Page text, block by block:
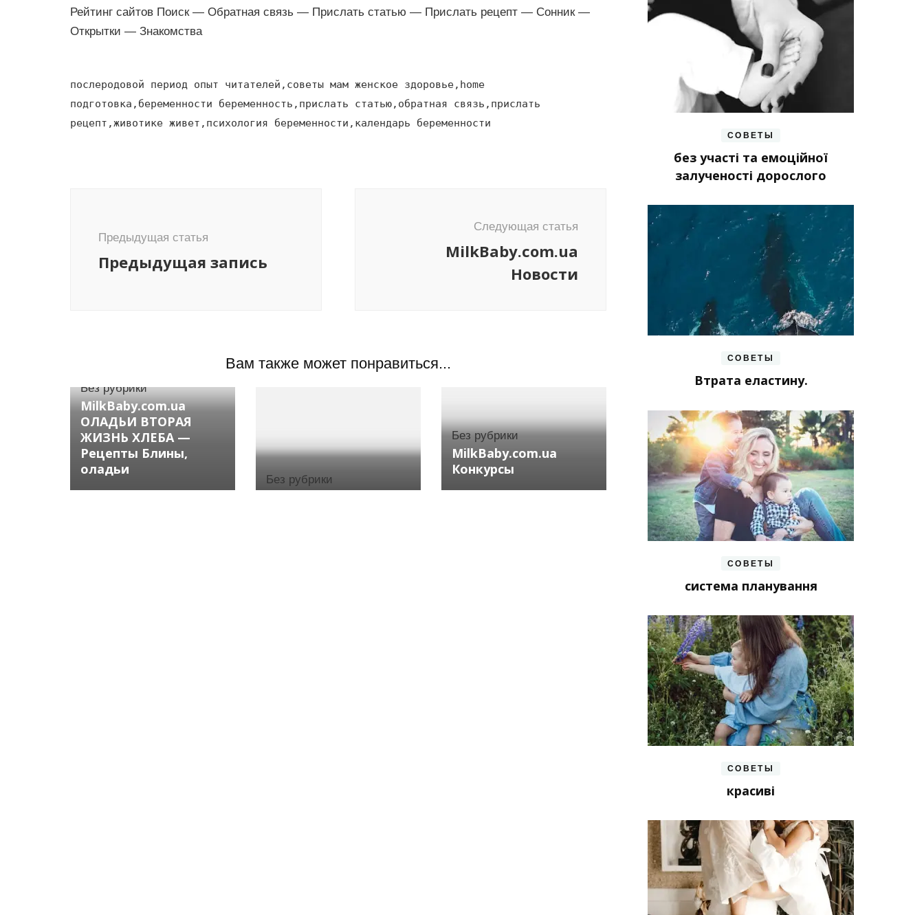
Рейтинг сайтов Поиск — Обратная связь — Прислать статью — Прислать рецепт — Сонник —
Открытки — Знакомства
послеродовой период опыт читателей,советы мам женское здоровье,home
подготовка,беременности беременность,прислать статью,обратная связь,прислать
рецепт,животике живет,психология беременности,календарь беременности
записям
Предыдущая статья
Предыдущая запись
Следующая статья
MilkBaby.com.ua
Новости
Вам также может понравиться...
Без рубрики
MilkBaby.com.ua
ОЛАДЬИ ВТОРАЯ
ЖИЗНЬ ХЛЕБА —
Рецепты Блины,
оладьи
Без рубрики
Без рубрики
MilkBaby.com.ua
Конкурсы
СОВЕТЫ
без участі та емоційної
залученості дорослого
СОВЕТЫ
Втрата еластину.
СОВЕТЫ
система планування
СОВЕТЫ
красиві